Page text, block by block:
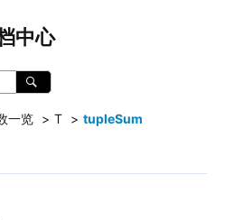
中心
一览 T tupleSum